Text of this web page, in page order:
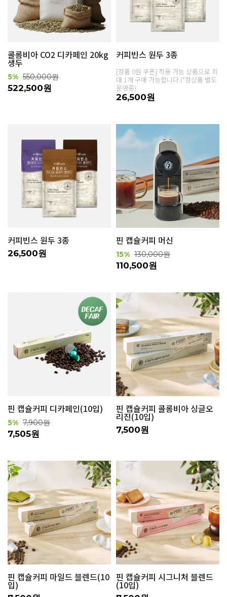
콜롬비아 CO2 디카페인 20kg
생두
5% 550,000원
522,500원
커피빈스 원두 3종
[정품 0원 쿠폰] 적용 가능 상품으로 최
대 1개 구매 가능합니다.(*정상품 별도
운영중)
26,500원
커피빈스 원두 3종
26,500원
핀 캡슐커피 머신
15% 130,000원
110,500원
핀 캡슐커피 디카페인(10입)
5% 7,900원
7,505원
핀 캡슐커피 콜롬비아 싱글오
리진(10입)
7,500원
핀 캡슐커피 마일드 블렌드(10
입)
핀 캡슐커피 시그니처 블렌드
(10입)